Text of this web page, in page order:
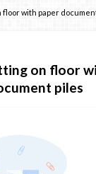
floor with paper
on floor
piles